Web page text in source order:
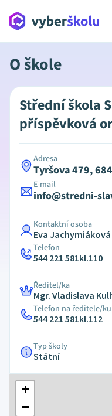
O škole
Střední škola
příspěvková
Adresa
Tyršova 479,
E-mail
info@stredni-
Kontaktní osoba
Eva Jachymiáková
Telefon
544 221 581kl.110
Ředitel/ka
Mgr. Vladislava
Telefon na ředitele/ku
544 221 581kl.112
Typ školy
Státní
+
−